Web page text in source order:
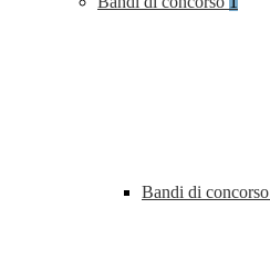
Bandi di concorso